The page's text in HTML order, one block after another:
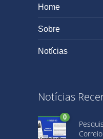
Home
Sobre
Notícias
Notícias
0